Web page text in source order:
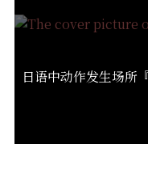
日语中动作发生场所